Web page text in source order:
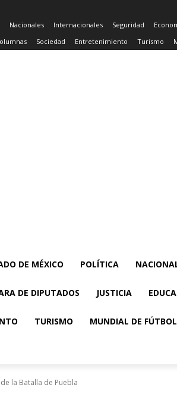
Nacionales Internacionales Seguridad
Sociedad Entretenimiento Turismo
DE MÉXICO POLÍTICA
DE DIPUTADOS JUSTICIA
TURISMO MUNDIAL DE
la Batalla de Puebla